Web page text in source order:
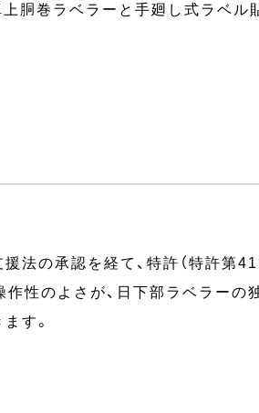
胴巻ラベラーと手廻し式ラベル
法の承認を経て、特許（特許第
性のよさが、日下部ラベラーの
す。